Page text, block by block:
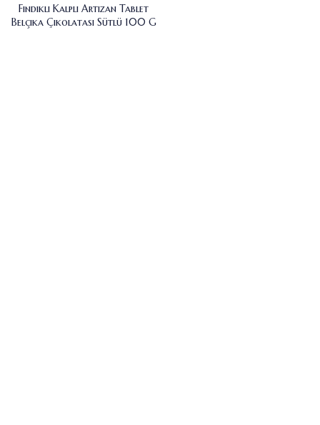
Fındıklı Kalpli Artizan Tablet
Belçika Çikolatası Sütlü 100 G